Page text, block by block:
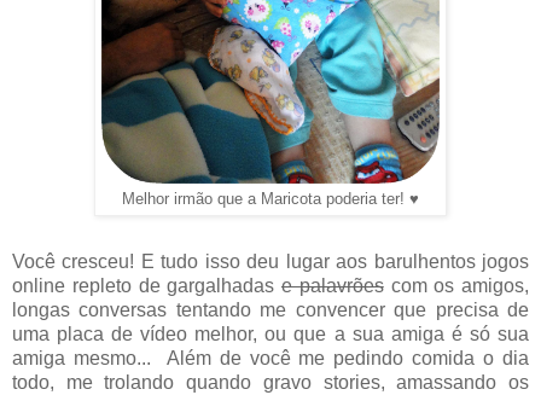
Melhor irmão que a Maricota poderia ter! ♥
Você cresceu! E tudo isso deu lugar aos barulhentos jogos
online repleto de gargalhadas e palavrõescom os amigos,
longas conversas tentando me convencer que precisa de
uma placa de vídeo melhor, ou que a sua amiga é só sua
amiga mesmo... Além de você me pedindo comida o dia
todo, me trolando quando gravo stories, amassando os